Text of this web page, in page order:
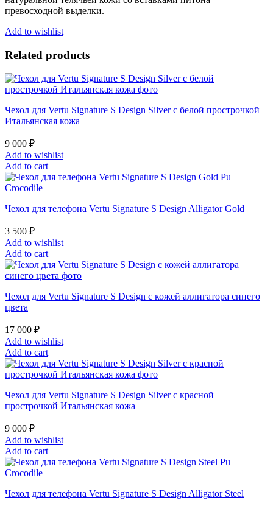
Touch
White
quantity
превосходной выделки.
Add to wishlist
Related products
Чехол для Vertu Signature S Design Silver с белой прострочкой
Итальянская кожа
9 000 ₽
Add to wishlist
Add to cart
Чехол для телефона Vertu Signature S Design Alligator Gold
3 500 ₽
Add to wishlist
Add to cart
Чехол для Vertu Signature S Design с кожей аллигатора синего
цвета
17 000 ₽
Add to wishlist
Add to cart
Чехол для Vertu Signature S Design Silver с красной
прострочкой Итальянская кожа
9 000 ₽
Add to wishlist
Add to cart
Чехол для телефона Vertu Signature S Design Alligator Steel